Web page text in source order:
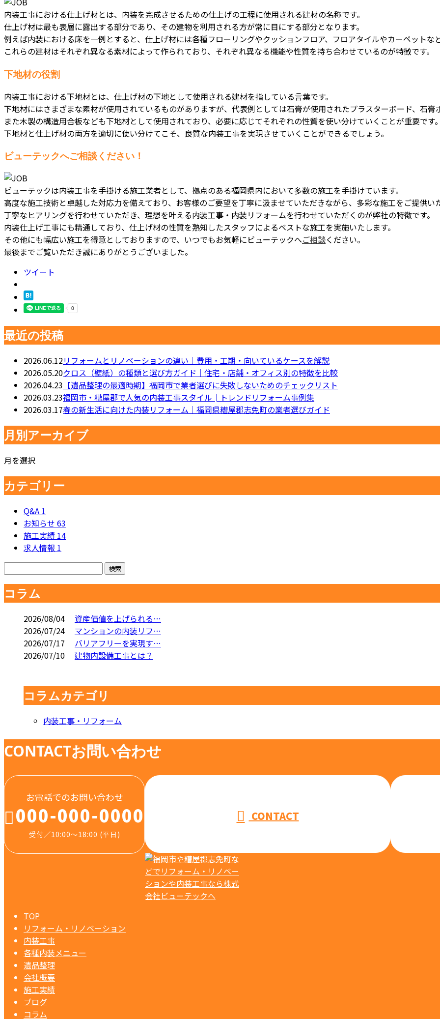
内装工事における仕上げ材とは、内装を完成させるための仕上げの工程に使用される建材の名称です。
仕上げ材は最も表層に露出する部分であり、その建物を利用される方が常に目にする部分となります。
例えば内装における床を一例とすると、仕上げ材には各種フローリングやクッションフロア、フロアタイルやカーペットな
これらの建材はそれぞれ異なる素材によって作られており、それぞれ異なる機能や性質を持ち合わせているのが特徴です。
下地材の役割
内装工事における下地材とは、仕上げ材の下地として使用される建材を指している言葉です。
下地材にはさまざまな素材が使用されているものがありますが、代表例としては石膏が使用されたプラスターボード、石膏
また木製の構造用合板なども下地材として使用されており、必要に応じてそれぞれの性質を使い分けていくことが重要です。
下地材と仕上げ材の両方を適切に使い分けてこそ、良質な内装工事を実現させていくことができるでしょう。
ビューテックへご相談ください！
ビューテックは内装工事を手掛ける施工業者として、拠点のある福岡県内において多数の施工を手掛けています。
高度な施工技術と卓越した対応力を備えており、お客様のご要望を丁寧に汲ませていただきながら、多彩な施工をご提供い
丁寧なヒアリングを行わせていただき、理想を叶える内装工事・内装リフォームを行わせていただくのが弊社の特徴です。
内装仕上げ工事にも精通しており、仕上げ材の性質を熟知したスタッフによるベストな施工を実施いたします。
その他にも幅広い施工を得意としておりますので、いつでもお気軽にビューテックへご相談ください。
最後までご覧いただき誠にありがとうございました。
ツイート
最近の投稿
2026.06.12リフォームとリノベーションの違い｜費用・工期・向いているケースを解説
2026.05.20クロス（壁紙）の種類と選び方ガイド｜住宅・店舗・オフィス別の特徴を比較
2026.04.23 【遺品整理の最適時期】福岡市で業者選びに失敗しないためのチェックリスト
2026.03.23福岡市・糟屋郡で人気の内装工事スタイル│トレンドリフォーム事例集
2026.03.17春の新生活に向けた内装リフォーム｜福岡県糟屋郡志免町の業者選びガイド
月別アーカイブ
月を選択
カテゴリー
Q&A 1
お知らせ 63
施工実績 14
求人情報 1
コラム
2026/08/04
資産価値を上げられる…
2026/07/24
マンションの内装リフ…
2026/07/17
バリアフリーを実現す…
2026/07/10
建物内設備工事とは？
コラムカテゴリ
内装工事・リフォーム
CONTACTお問い合わせ
お電話でのお問い合わせ
000-000-0000
受付／10:00～18:00 (平日)
CONTACT
TOP
リフォーム・リノベーション
内装工事
各種内装メニュー
遺品整理
会社概要
施工実績
ブログ
コラム